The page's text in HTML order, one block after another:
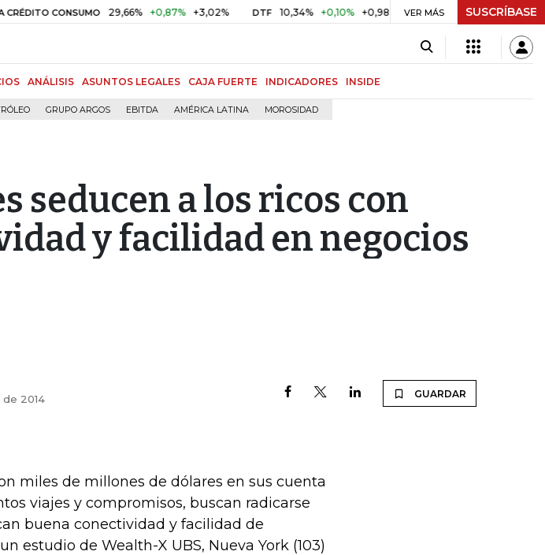
CONSUMO 29,66% +0,87% +3,02% DTF 10,34% +0,10% +0,98% UVR $ 416,91 +$ 0,05 +0,01%
VER MÁS SUSCRÍBASE
ANÁLISIS ASUNTOS LEGALES CAJA FUERTE INDICADORES INSIDE
GRUPO ARGOS EBITDA AMÉRICA LATINA MOROSIDAD
seducen a los ricos con
y facilidad en negocios
2014 GUARDAR
miles de millones de dólares en sus cuenta
viajes y compromisos, buscan radicarse
buena conectividad y facilidad de
estudio de Wealth-X UBS, Nueva York (103)